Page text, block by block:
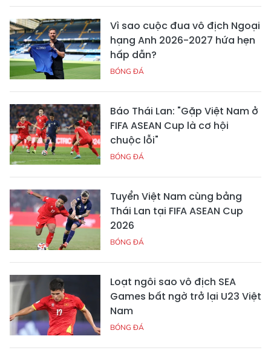
Vì sao cuộc đua vô địch Ngoại
hạng Anh 2026-2027 hứa hẹn
hấp dẫn?
BÓNG ĐÁ
Báo Thái Lan: "Gặp Việt Nam ở
FIFA ASEAN Cup là cơ hội
chuộc lỗi"
BÓNG ĐÁ
Tuyển Việt Nam cùng bảng
Thái Lan tại FIFA ASEAN Cup
2026
BÓNG ĐÁ
Loạt ngôi sao vô địch SEA
Games bất ngờ trở lại U23 Việt
Nam
BÓNG ĐÁ